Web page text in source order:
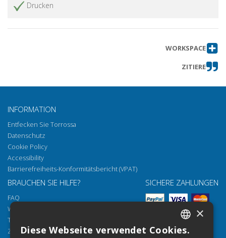
Drucken
WORKSPACE
ZITIERE
INFORMATION
Entfecken Sie Torrossa
Datenschutz
Cookie Policy
Accessibility
Barrierefreiheits-Konformitätsbericht (VPAT)
BRAUCHEN SIE HILFE?
FAQ
Wie öffnen Sie unsere Dokumente
Torrossa Reader
Zugriffsmöglichkeiten
SICHERE ZAHLUNGEN
ITALIAN
×
Diese Webseite verwendet Cookies.